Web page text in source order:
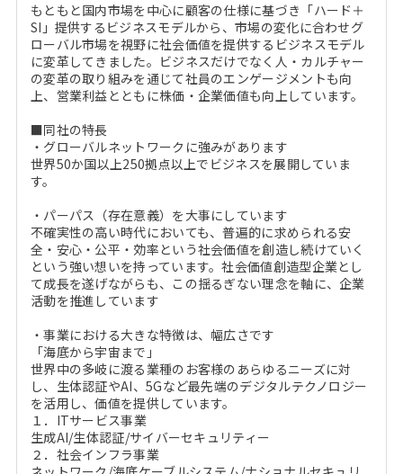
もともと国内市場を中心に顧客の仕様に基づき「ハード＋
SI」提供するビジネスモデルから、市場の変化に合わせグ
ローバル市場を視野に社会価値を提供するビジネスモデル
に変革してきました。ビジネスだけでなく人・カルチャー
の変革の取り組みを通じて社員のエンゲージメントも向
上、営業利益とともに株価・企業価値も向上しています。
■同社の特長
・グローバルネットワークに強みがあります
世界50か国以上250拠点以上でビジネスを展開していま
す。
・パーパス（存在意義）を大事にしています
不確実性の高い時代においても、普遍的に求められる安
全・安心・公平・効率という社会価値を創造し続けていく
という強い想いを持っています。社会価値創造型企業とし
て成長を遂げながらも、この揺るぎない理念を軸に、企業
活動を推進しています
・事業における大きな特徴は、幅広さです
「海底から宇宙まで」
世界中の多岐に渡る業種のお客様のあらゆるニーズに対
し、生体認証やAI、5Gなど最先端のデジタルテクノロジー
を活用し、価値を提供しています。
１．ITサービス事業
生成AI/生体認証/サイバーセキュリティー
２．社会インフラ事業